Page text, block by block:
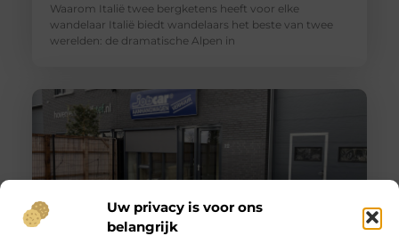
Uw privacy is voor ons
belangrijk
Waarom Italië twee bergketens heeft voor elke
wandelaar Italië biedt wandelaars het beste van twee
werelden: de dramatische Alpen in